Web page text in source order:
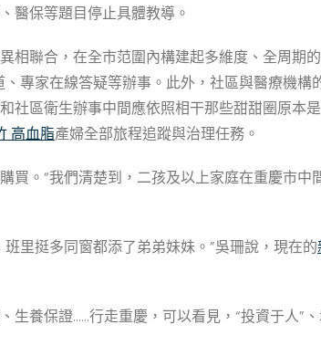
醫保等題目停止具體教導。
相聯合，在全市范圍內構建起多維度、全周期
專家在線答疑等辦事。此外，社區與醫療機
社區衛生辦事中間應依照相干那些甜甜圈原本
高血脂產婦全部旅程追蹤與治理任務。
買。“我們清楚到，二孩及以上家庭在重慶市中
里挺多同窗都添了弟弟妹妹。”吳珊說，現在的
生養保證……行走重慶，可以看見，“投資于人